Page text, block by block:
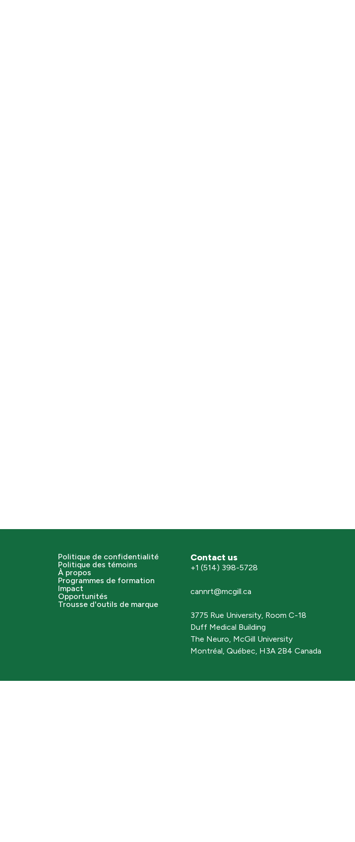
Politique de confidentialité
Politique des témoins
À propos
Programmes de formation
Impact
Opportunités
Trousse d'outils de marque
Contact us
+1 (514) 398-5728
cannrt@mcgill.ca
3775 Rue University, Room C-18
Duff Medical Building
The Neuro, McGill University
Montréal, Québec, H3A 2B4 Canada